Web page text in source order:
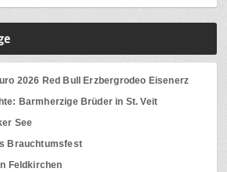
2026 Red Bull Erzbergrodeo Eisenerz
Barmherzige Brüder in St. Veit
See
Brauchtumsfest
Feldkirchen